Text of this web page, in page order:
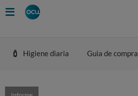
Higiene diaria Guia de compra